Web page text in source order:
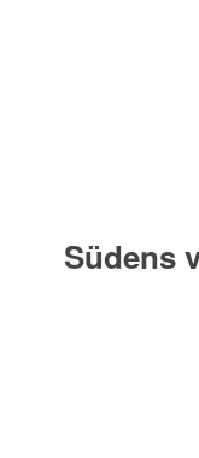
Südens